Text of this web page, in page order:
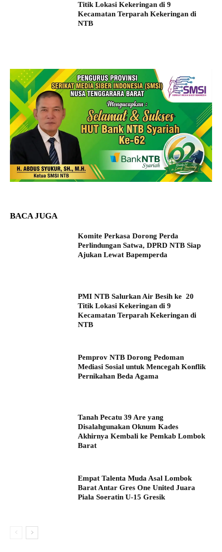
Titik Lokasi Kekeringan di 9
Kecamatan Terparah Kekeringan di
NTB
BACA JUGA
Komite Perkasa Dorong Perda
Perlindungan Satwa, DPRD NTB Siap
Ajukan Lewat Bapemperda
PMI NTB Salurkan Air Besih ke 20
Titik Lokasi Kekeringan di 9
Kecamatan Terparah Kekeringan di
NTB
Pemprov NTB Dorong Pedoman
Mediasi Sosial untuk Mencegah Konflik
Pernikahan Beda Agama
Tanah Pecatu 39 Are yang
Disalahgunakan Oknum Kades
Akhirnya Kembali ke Pemkab Lombok
Barat
Empat Talenta Muda Asal Lombok
Barat Antar Gres One United Juara
Piala Soeratin U-15 Gresik